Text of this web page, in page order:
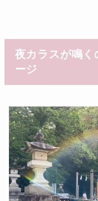
夜カラスが鳴く
ージ